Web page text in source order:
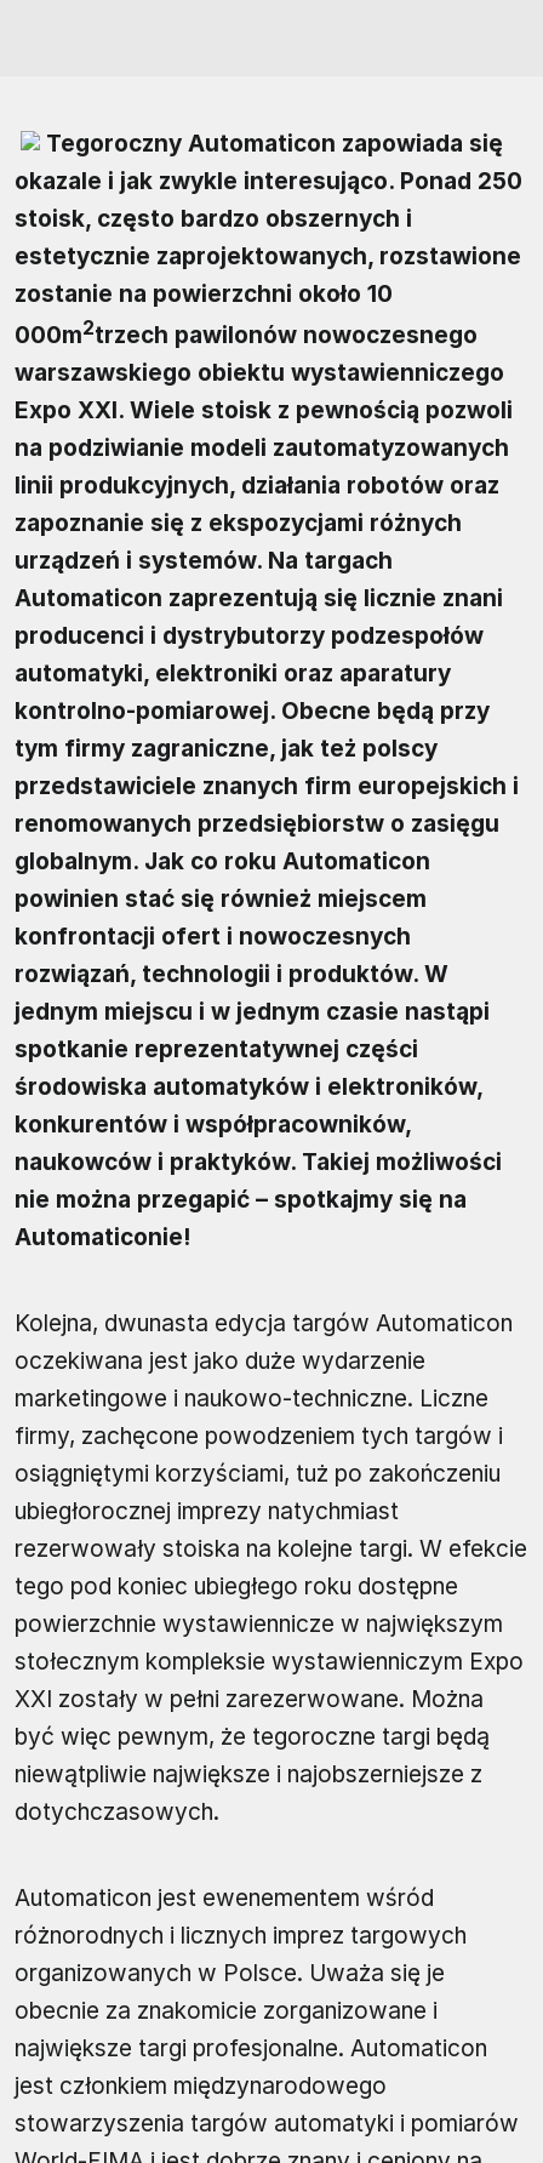
Tegoroczny Automaticon zapowiada się
okazale i jak zwykle interesująco. Ponad 250
stoisk, często bardzo obszernych i
estetycznie zaprojektowanych, rozstawione
zostanie na powierzchni około 10
000m2trzech pawilonów nowoczesnego
warszawskiego obiektu wystawienniczego
Expo XXI. Wiele stoisk z pewnością pozwoli
na podziwianie modeli zautomatyzowanych
linii produkcyjnych, działania robotów oraz
zapoznanie się z ekspozycjami różnych
urządzeń i systemów. Na targach
Automaticon zaprezentują się licznie znani
producenci i dystrybutorzy podzespołów
automatyki, elektroniki oraz aparatury
kontrolno-pomiarowej. Obecne będą przy
tym firmy zagraniczne, jak też polscy
przedstawiciele znanych firm europejskich i
renomowanych przedsiębiorstw o zasięgu
globalnym. Jak co roku Automaticon
powinien stać się również miejscem
konfrontacji ofert i nowoczesnych
rozwiązań, technologii i produktów. W
jednym miejscu i w jednym czasie nastąpi
spotkanie reprezentatywnej części
środowiska automatyków i elektroników,
konkurentów i współpracowników,
naukowców i praktyków. Takiej możliwości
nie można przegapić – spotkajmy się na
Automaticonie!
Kolejna, dwunasta edycja targów Automaticon
oczekiwana jest jako duże wydarzenie
marketingowe i naukowo-techniczne. Liczne
firmy, zachęcone powodzeniem tych targów i
osiągniętymi korzyściami, tuż po zakończeniu
ubiegłorocznej imprezy natychmiast
rezerwowały stoiska na kolejne targi. W efekcie
tego pod koniec ubiegłego roku dostępne
powierzchnie wystawiennicze w największym
stołecznym kompleksie wystawienniczym Expo
XXI zostały w pełni zarezerwowane. Można
być więc pewnym, że tegoroczne targi będą
niewątpliwie największe i najobszerniejsze z
dotychczasowych.
Automaticon jest ewenementem wśród
różnorodnych i licznych imprez targowych
organizowanych w Polsce. Uważa się je
obecnie za znakomicie zorganizowane i
największe targi profesjonalne. Automaticon
jest członkiem międzynarodowego
stowarzyszenia targów automatyki i pomiarów